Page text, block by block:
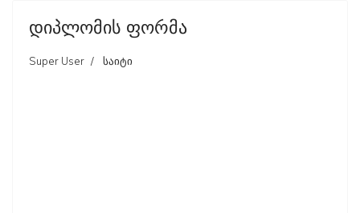
დიპლომის ფორმა
Super User საიტი